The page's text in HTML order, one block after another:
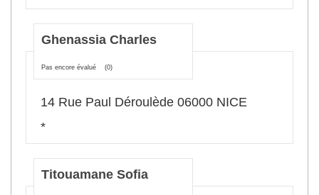
Ghenassia Charles
Pas encore évalué (0)
14 Rue Paul Déroulède 06000 NICE
*
Titouamane Sofia